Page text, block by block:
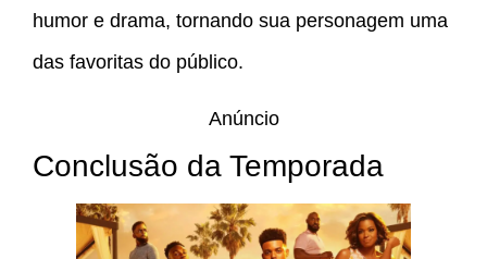
humor e drama, tornando sua personagem uma
das favoritas do público.
Anúncio
Conclusão da Temporada